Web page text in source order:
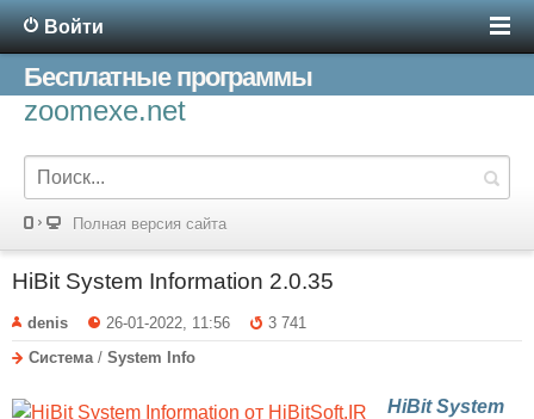
Войти
Бесплатные программы
zoomexe.net
Полная версия сайта
HiBit System Information 2.0.35
denis 26-01-2022, 11:56
3 741
Система / System Info
HiBit System